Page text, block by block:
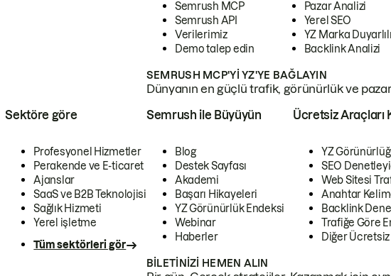
Semrush MCP
Semrush API
Verilerimiz
Demo talep edin
Pazar Analizi
Yerel SEO
YZ Marka
Backlink Analizi
SEMRUSH MCP'YI YZ'YE BAĞLAYIN
Dünyanın en güçlü trafik, görünürlük ve
Sektöre göre
Profesyonel Hizmetler
Perakende ve E-ticaret
Ajanslar
SaaS ve B2B Teknolojisi
Sağlık Hizmeti
Yerel işletme
Tüm sektörleri gör
Semrush ile Büyüyün
Blog
Destek Sayfası
Akademi
Başarı Hikayeleri
YZ Görünürlük Endeksi
Webinar
Haberler
Ücretsiz Araçları
YZ
SEO
Web Sitesi
Anahtar
Backlink
Trafiğe Göre
Diğer
BILETINIZI HEMEN ALIN